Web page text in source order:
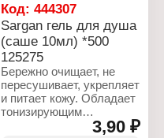
Код:444307
Sargan гель для душа
(саше 10мл) *500
125275
Бережно очищает, не
пересушивает, укрепляет
и питает кожу. Обладает
тонизирующим
3,90 ₽